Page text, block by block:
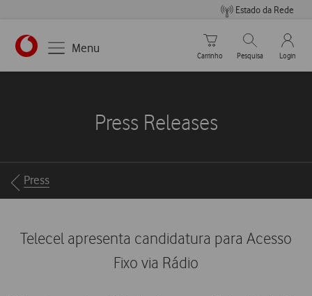
Estado da Rede
https://www.vodafone.pt
Menu
Carrinho de compras
Carrinho
Pesquisar
Pesquisa
My
Login
Press Releases
Breadcrumbs
Press
Telecel apresenta candidatura para Acesso
Fixo via Rádio